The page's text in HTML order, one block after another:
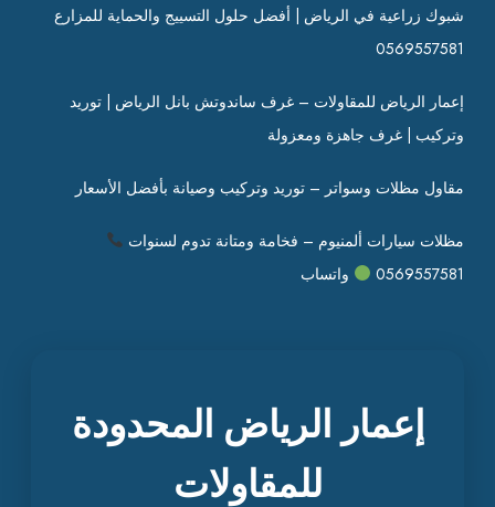
شبوك زراعية في الرياض | أفضل حلول التسييج والحماية للمزارع
0569557581
إعمار الرياض للمقاولات – غرف ساندوتش بانل الرياض | توريد
وتركيب | غرف جاهزة ومعزولة
مقاول مظلات وسواتر – توريد وتركيب وصيانة بأفضل الأسعار
مظلات سيارات ألمنيوم – فخامة ومتانة تدوم لسنوات
0569557581
واتساب
إعمار الرياض المحدودة
للمقاولات